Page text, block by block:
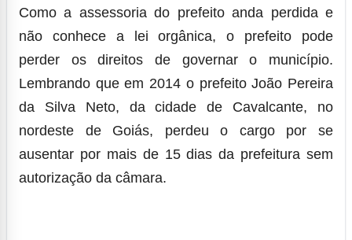
Como a assessoria do prefeito anda perdida e
não conhece a lei orgânica, o prefeito pode
perder os direitos de governar o município.
Lembrando que em 2014 o prefeito João Pereira
da Silva Neto, da cidade de Cavalcante, no
nordeste de Goiás, perdeu o cargo por se
ausentar por mais de 15 dias da prefeitura sem
autorização da câmara.